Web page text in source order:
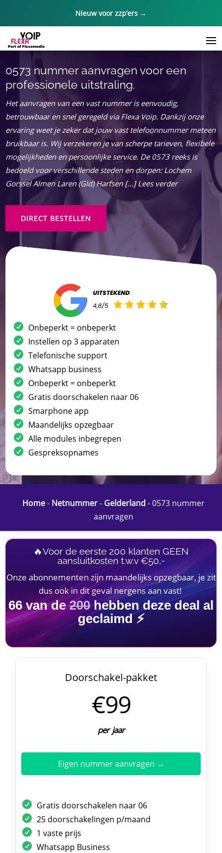
Nieuw voor zzp’ers →
0573 nummer aanvragen voor een
professionele uitstraling.
Het aanvragen van een vast nummer is eenvoudig,
betrouwbaar en snel geregeld via Flexa Voip. Dankzij onze
ervaring weet je zeker dat jouw vast telefoonnummer meteen
bruikbaar is. Wij verzekeren je van scherpe tarieven, flexibele
mogelijkheden en persoonlijke service. De 0573 reeks is
bedoeld voor verschillende steden en dorpen: Lochem
Gorssel Almen Laren (Gld) Harfsen […] Lees verder
DIRECT BESTELLEN
Onbeperkt = onbeperkt
Instellen op 3 apparaten
Telefonische support
Whatsapp business
Onbeperkt = onbeperkt
Gratis doorschakelen naar 06
Smarphone app
Maandelijks opzegbaar
Alle modules inbegrepen
Gespreksopnames
Home- Netnummer- Gelderland -0573 nummer
aanvragen
🔥Voor de eerste 200 klanten GEEN
aansluitkosten t.w.v €50,-
Onze abonnementen zijn maandelijks opzegbaar, je zit
dus ook in dit geval nergens aan vast!
66van de200hebben deze deal al
geclaimd ⚡
Doorschakel-pakket
€99
per jaar
Eigen nummer aanvragen →
Gratis doorschakelen naar 06
25 doorschakelingen p/maand
1 vaste prijs
Whatsapp Business